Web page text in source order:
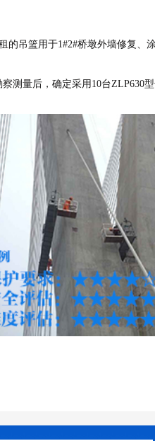
的吊篮用于1#2#桥墩外墙修复、
测量后，确定采用10台ZLP630